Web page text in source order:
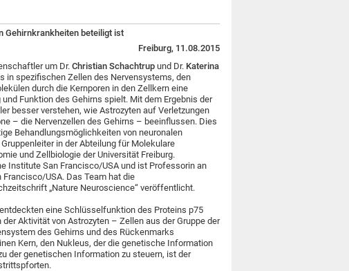
Gehirnkrankheiten beteiligt ist
Freiburg, 11.08.2015
um Dr. Christian Schachtrup und Dr. Katerina
in spezifischen Zellen des Nervensystems, den
durch die Kernporen in den Zellkern eine
Funktion des Gehirns spielt. Mit dem Ergebnis der
besser verstehen, wie Astrozyten auf Verletzungen
– die Nervenzellen des Gehirns – beeinflussen. Dies
Behandlungsmöglichkeiten von neuronalen
in der Abteilung für Molekulare
und Zellbiologie der Universität Freiburg.
Institute San Francisco/USA und ist Professorin an
USA. Das Team hat die
„Nature Neuroscience“ veröffentlicht.
eine Schlüsselfunktion des Proteins p75
der Aktivität von Astrozyten – Zellen aus der Gruppe der
des Gehirns und des Rückenmarks
Kern, den Nukleus, der die genetische Information
der genetischen Information zu steuern, ist der